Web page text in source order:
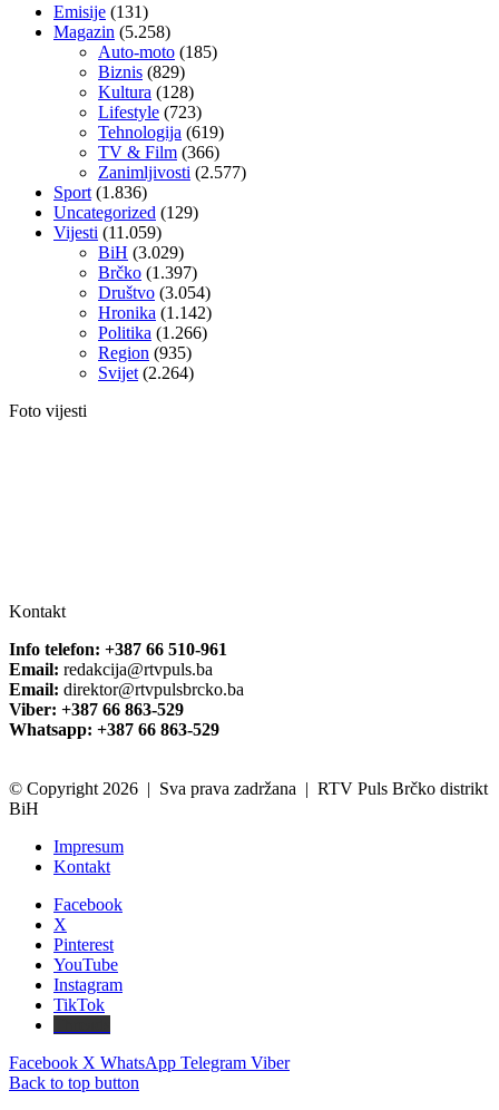
Emisije (131)
Magazin (5.258)
Auto-moto (185)
Biznis (829)
Kultura (128)
Lifestyle (723)
Tehnologija (619)
TV & Film (366)
Zanimljivosti (2.577)
Sport (1.836)
Uncategorized (129)
Vijesti (11.059)
BiH (3.029)
Brčko (1.397)
Društvo (3.054)
Hronika (1.142)
Politika (1.266)
Region (935)
Svijet (2.264)
Foto vijesti
Kontakt
Info telefon: +387 66 510-961
Email: redakcija@rtvpuls.ba
Email: direktor@rtvpulsbrcko.ba
Viber: +387 66 863-529
Whatsapp: +387 66 863-529
© Copyright 2026 | Sva prava zadržana | RTV Puls Brčko distrikt
BiH
Impresum
Kontakt
Facebook
X
Pinterest
YouTube
Instagram
TikTok
Facebook X WhatsApp Telegram Viber
Back to top button